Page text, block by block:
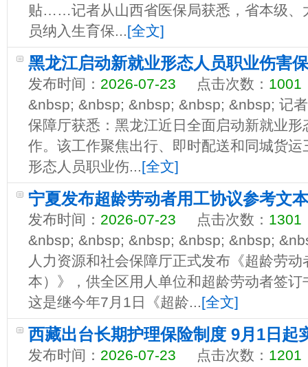
贴……记者从山西省医保局获悉，省本级、
员纳入生育保...[全文]
黑龙江启动新就业形态人员职业伤害
发布时间： 2026-07-23 点击次数： 1001
&nbsp; &nbsp; &nbsp; &nbsp; &nbsp; 记
保障厅获悉：黑龙江近日全面启动新就业
作。该工作聚焦出行、即时配送和同城货
形态人员职业伤...[全文]
宁夏发布超龄劳动者用工协议参考文本
发布时间： 2026-07-23 点击次数： 1301
&nbsp; &nbsp; &nbsp; &nbsp; &nbsp;
人力资源和社会保障厅正式发布《超龄劳
本）》，供全区用人单位和超龄劳动者签
这是继今年7月1日《超龄...[全文]
西藏出台长期护理保险制度 9月1日起
发布时间： 2026-07-23 点击次数： 1201